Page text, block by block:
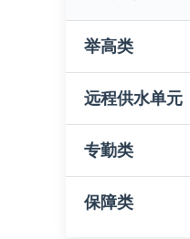
举高类
远程供水单元
专勤类
保障类